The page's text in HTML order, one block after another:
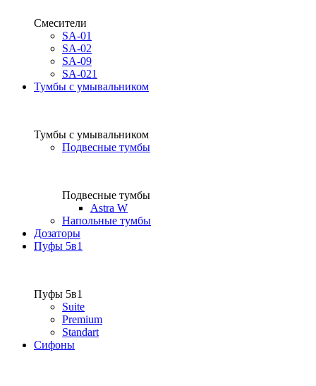
Смесители
SA-01
SA-02
SA-09
SA-021
Тумбы с умывальником
Тумбы с умывальником
Подвесные тумбы
Подвесные тумбы
Astra W
Напольные тумбы
Дозаторы
Пуфы 5в1
Пуфы 5в1
Suite
Premium
Standart
Сифоны